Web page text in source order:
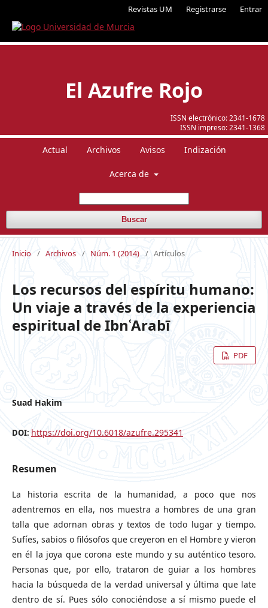
Revistas UM Registrarse Entrar
ISSN electrónico: 2341-1678
ISSN impreso: 2341-1368
El Azufre Rojo
Actual Archivos Avisos Indización
Acerca de
Buscar
Inicio / Archivos / Núm. 1 (2014) / Artículos
Los recursos del espíritu humano:
Un viaje a través de la experiencia
espiritual de IbnʿArabī
PDF
Suad Hakim
DOI: https://doi.org/10.6018/azufre.295341
Resumen
La historia escrita de la humanidad, a poco que nos
adentremos en ella, nos muestra a hombres de una gran
talla que adornan obras y textos de todo lugar y tiempo.
Sufíes, sabios o filósofos que creyeron en el Hombre y vieron
en él la joya que corona este mundo y su auténtico tesoro.
Personas que, por ello, trataron de guiar a los hombres
hacia la búsqueda de la verdad universal y última que late
dentro de sí. Pues sólo conociéndose a sí mismo puede el